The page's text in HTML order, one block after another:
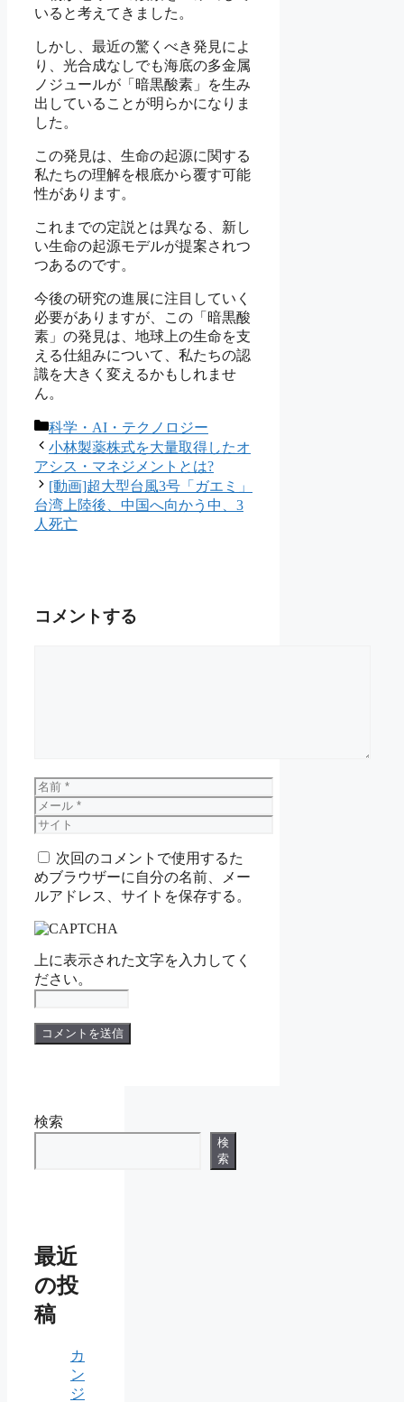
いると考えてきました。
しかし、最近の驚くべき発見によ
り、光合成なしでも海底の多金属
ノジュールが「暗黒酸素」を生み
出していることが明らかになりま
した。
この発見は、生命の起源に関する
私たちの理解を根底から覆す可能
性があります。
これまでの定説とは異なる、新し
い生命の起源モデルが提案されつ
つあるのです。
今後の研究の進展に注目していく
必要がありますが、この「暗黒酸
素」の発見は、地球上の生命を支
える仕組みについて、私たちの認
識を大きく変えるかもしれませ
ん。
カ
テ
ゴ
リ
ー
科学・AI・テクノロジー
小林製薬株式を大量取得したオ
アシス・マネジメントとは?
[動画]超大型台風3号「ガエミ」
台湾上陸後、中国へ向かう中、3
人死亡
コメントする
名
前
メ
ー
サ
ト 次回のコメントで使用するた
めブラウザーに自分の名前、メー
ルアドレス、サイトを保存する。
上に表示された文字を入力してく
ださい。
検索
検
索
最近
の投
稿
カ
ン
ジ